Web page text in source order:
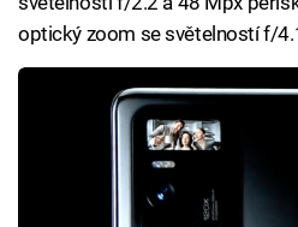
optický zoom se světelností f/